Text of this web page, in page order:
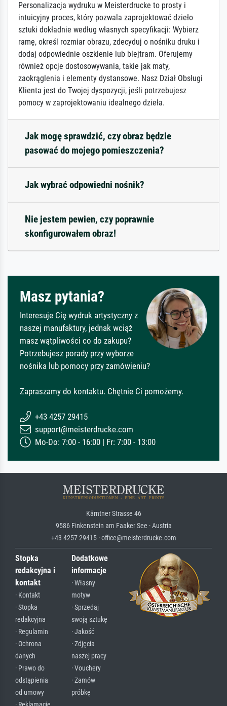
Personalizacja wydruku w Meisterdrucke to prosty i
intuicyjny proces, który pozwala zaprojektować dzieło
sztuki dokładnie według własnych specyfikacji: Wybierz
ramę, określ rozmiar obrazu, zdecyduj o nośniku druku i
dodaj odpowiednie oszklenie lub blejtram. Oferujemy
również opcje dostosowywania, takie jak maty,
zaokrąglenia i elementy dystansowe. Nasz Dział Obsługi
Klienta jest do Twojej dyspozycji, jeśli potrzebujesz
pomocy w zaprojektowaniu idealnego dzieła.
Jak mogę sprawdzić, czy obraz będzie
pasować do mojego pomieszczenia?
Jak wybrać odpowiedni nośnik?
Nie jestem pewien, czy poprawnie
skonfigurowałem obraz!
Masz pytania?
Interesuje Cię wydruk artystyczny z
naszej manufaktury, jednak wciąż
masz wątpliwości co do zakupu?
Potrzebujesz porady przy wyborze
nośnika lub pomocy przy zamówieniu?
Zapraszamy do kontaktu. Chętnie Ci pomożemy.
+43 4257 29415
support@meisterdrucke.com
Mo-Do: 7:00 - 16:00 | Fr: 7:00 - 13:00
Kärntner Strasse 46
9586 Finkenstein am Faaker See · Austria
+43 4257 29415 · office@meisterdrucke.com
Stopka
redakcyjna i
kontakt
· Kontakt
· Stopka
redakcyjna
· Regulamin
· Ochrona
danych
· Prawo do
odstąpienia
od umowy
Dodatkowe
informacje
· Własny
motyw
· Sprzedaj
swoją sztukę
· Jakość
· Zdjęcia
naszej pracy
· Vouchery
· Zamów
próbkę